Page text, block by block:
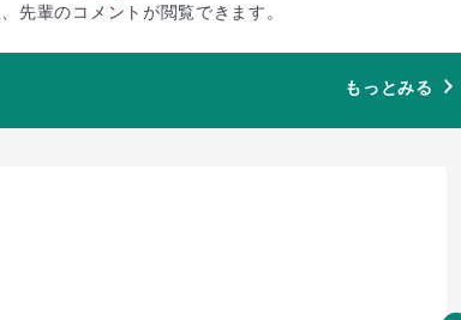
先輩のコメントが閲覧できます。
もっとみる